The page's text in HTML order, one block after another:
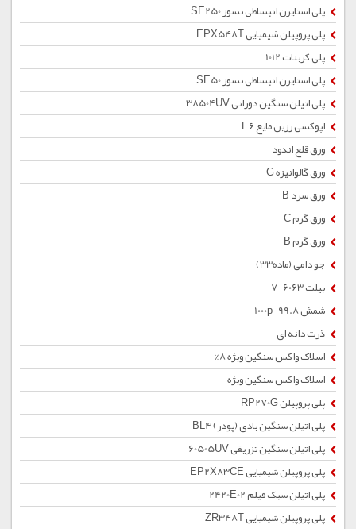
پلی استایرن انبساطی نسوز SE250
پلی پروپیلن شیمیایی EPX548T
پلی کربنات 1012
پلی استایرن انبساطی نسوز SE50
پلی اتیلن سنگین دورانی 38504UV
اپوکسی رزین مایع E6
ورق قلع اندود
ورق گالوانیزه G
ورق سرد B
ورق گرم C
ورق گرم B
جو دامی (ماده33)
بیلت 6063-7
شمش 1000p-99.8
ذرت دانه ای
اسلاک واکس سنگین ویژه 8%
اسلاک واکس سنگین ویژه
پلی پروپیلن RP270G
پلی اتیلن سنگین بادی (پودر) BL4
پلی اتیلن سنگین تزریقی 60505UV
پلی پروپیلن شیمیایی EP2X83CE
پلی اتیلن سبک فیلم 2420E02
پلی پروپیلن شیمیایی ZR348T